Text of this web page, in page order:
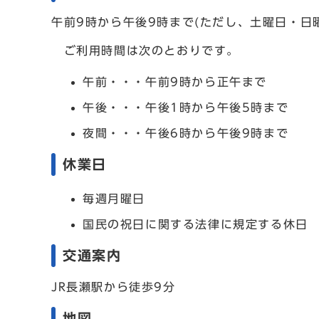
午前9時から午後9時まで(ただし、土曜日・日
ご利用時間は次のとおりです。
午前・・・午前9時から正午まで
午後・・・午後1時から午後5時まで
夜間・・・午後6時から午後9時まで
休業日
毎週月曜日
国民の祝日に関する法律に規定する休日
交通案内
JR長瀬駅から徒歩9分